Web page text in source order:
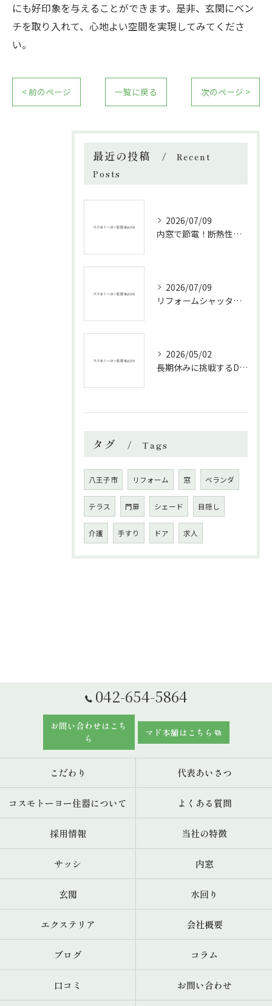
にも好印象を与えることができます。是非、玄関にベン
チを取り入れて、心地よい空間を実現してみてくださ
い。
< 前のページ 一覧に戻る 次のページ >
最近の投稿
Recent
Posts
2026/07/09
内窓で節電！断熱性能と補助金活用法
2026/07/09
リフォームシャッターで叶える台風対策の効果的方法
2026/05/02
長期休みに挑戦するDIYリフォームの極意
タグ Tags
八王子市 リフォーム 窓 ベランダ
テラス 門扉 シェード 目隠し
介護 手すり ドア 求人
042-654-5864
お問い合わせはこち
ら
マド本舗はこちら
こだわり 代表あいさつ
コスモトーヨー住器について よくある質問
採用情報 当社の特徴
サッシ 内窓
玄関 水回り
エクステリア 会社概要
ブログ コラム
口コミ お問い合わせ